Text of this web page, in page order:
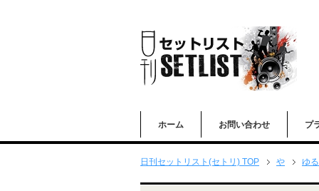
ホーム お問い合わせ プ
日刊セットリスト(セトリ) TOP や ゆ